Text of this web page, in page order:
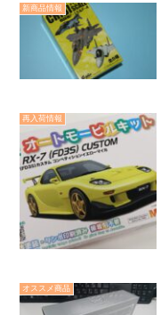
新商品情報
再入荷情報
オススメ商品